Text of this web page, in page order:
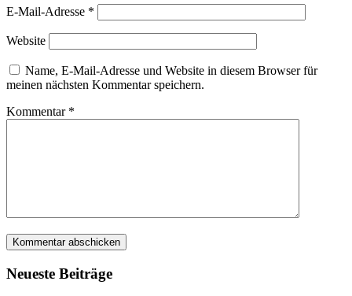
E-Mail-Adresse *
Website
Name, E-Mail-Adresse und Website in diesem Browser für
meinen nächsten Kommentar speichern.
Kommentar *
Neueste Beiträge